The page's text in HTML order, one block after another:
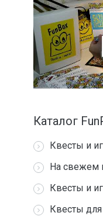
Каталог
Квесты и
На свежем
Квесты и
Квесты